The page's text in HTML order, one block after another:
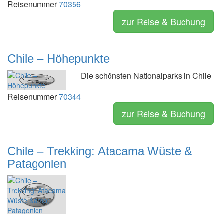
Reisenummer70356
zur Reise & Buchung
Chile – Höhepunkte
Die schönsten Nationalparks in Chile
Reisenummer70344
zur Reise & Buchung
Chile – Trekking: Atacama Wüste &
Patagonien